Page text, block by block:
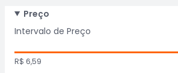
Preço
Intervalo de Preço
R$ 6,59